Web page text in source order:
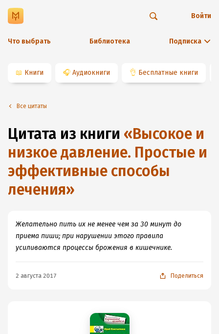
Что выбрать Библиотека Подписка
Войти
📖 Книги 🎧 Аудиокниги 👌 Бесплатные книги
Все цитаты
Цитата из книги «Высокое и
низкое давление. Простые и
эффективные способы
лечения»
Желательно пить их не менее чем за 30 минут до
приема пиши; при нарушении этого правила
усиливаются процессы брожения в кишечнике.
2 августа 2017 Поделиться